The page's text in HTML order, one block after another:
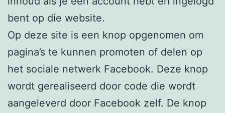
bent op die website.
Op deze site is een knop opgenomen om
pagina’s te kunnen promoten of delen op
het sociale netwerk Facebook. Deze knop
wordt gerealiseerd door code die wordt
aangeleverd door Facebook zelf. De knop